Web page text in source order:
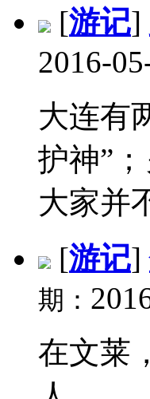
[游记]
2016-
大连有
护神”
大家并
[游记]
期：
在文莱